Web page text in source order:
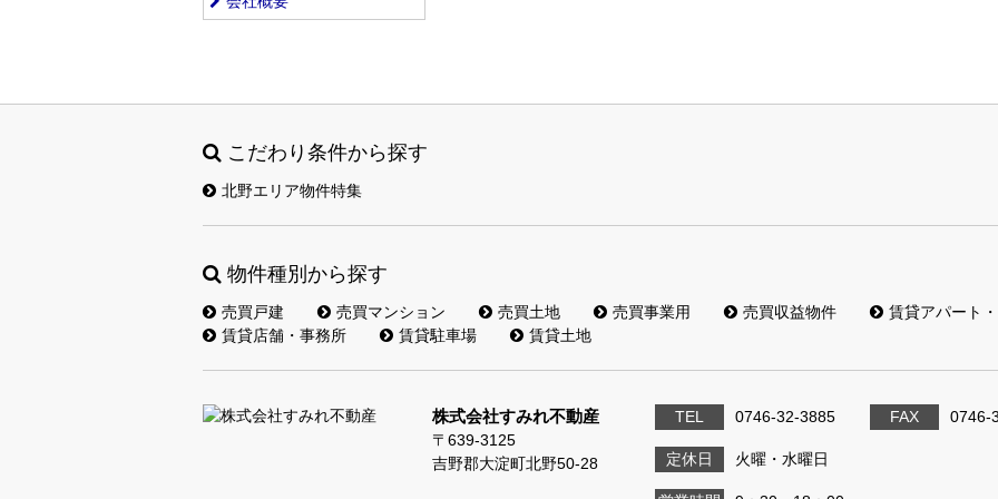
こだわり条件から探す
北野エリア物件特集
物件種別から探す
売買戸建 売買マンション 売買土地 売買事業用 売買収益物件
賃貸アパート
賃貸店舗・事務所
賃貸駐車場 賃貸土地
株式会社すみれ不動産
〒639-3125
吉野郡大淀町北野50-28
TEL 0746-32-3885 FAX 0746-
定休日 火曜・水曜日